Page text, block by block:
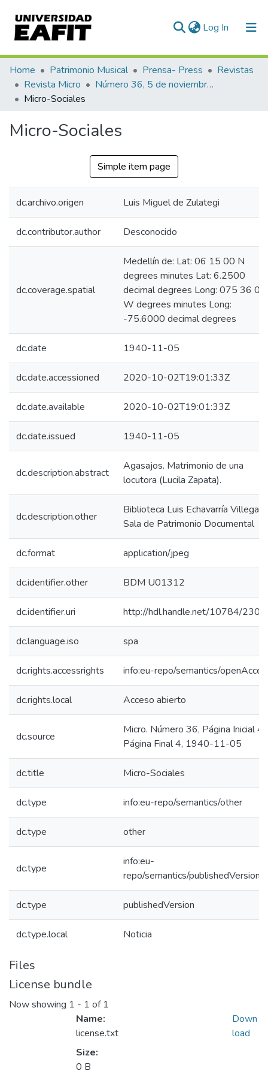
Log In (current)
Communities & Collections
All of DSpace
Home Patrimonio Musical Prensa- Press
Revistas
Revista Micro
Número 36, 5 de noviembre de 1940
Micro-Sociales
Micro-Sociales
Simple item page
dc.archivo.origen Luis Miguel de Zulategi
dc.contributor.author Desconocido
dc.coverage.spatial
Medellín de: Lat: 06 15 00 N
degrees minutes Lat: 6.2500
decimal degrees Long: 075 36 00
W degrees minutes Long:
-75.6000 decimal degrees
dc.date 1940-11-05
dc.date.accessioned 2020-10-02T19:01:33Z
dc.date.available 2020-10-02T19:01:33Z
dc.date.issued 1940-11-05
dc.description.abstract
Agasajos. Matrimonio de una
locutora (Lucila Zapata).
dc.description.other
Biblioteca Luis Echavarría Villegas,
Sala de Patrimonio Documental
dc.format application/jpeg
dc.identifier.other BDM U01312
dc.identifier.uri http://hdl.handle.net/10784/
dc.language.iso spa
dc.rights.accessrights info:eu-repo/semantics/
dc.rights.local Acceso abierto
dc.source
Micro. Número 36, Página Inicial 4,
Página Final 4, 1940-11-05
dc.title Micro-Sociales
dc.type info:eu-repo/semantics/other
dc.type other
dc.type
info:eu-
repo/semantics/publishedVersion
dc.type publishedVersion
dc.type.local Noticia
Files
License bundle
Now showing 1 - 1 of 1
Name:
license.txt
Size:
0 B
Down
load